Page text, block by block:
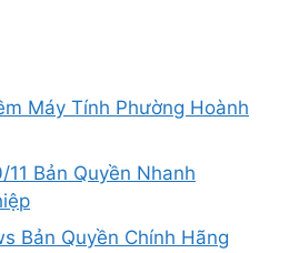
Máy Tính Phường Hoành
Bản Quyền Nhanh
Bản Quyền Chính Hãng